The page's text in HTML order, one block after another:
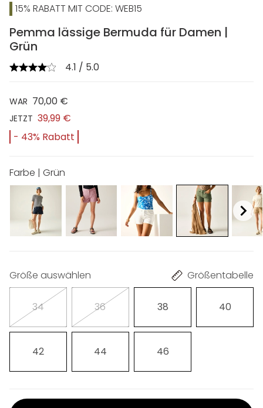
15% RABATT MIT CODE: WEB15
Pemma lässige Bermuda für Damen |
Grün
4.1 / 5.0
WAR 70,00 €
JETZT 39,99 €
- 43% Rabatt
Farbe | Grün
Größe auswählen Größentabelle
34 36 38 40
42 44 46